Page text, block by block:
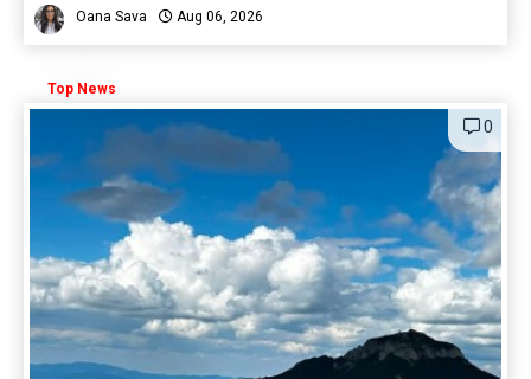
Oana Sava Aug 06, 2026
Top News
0